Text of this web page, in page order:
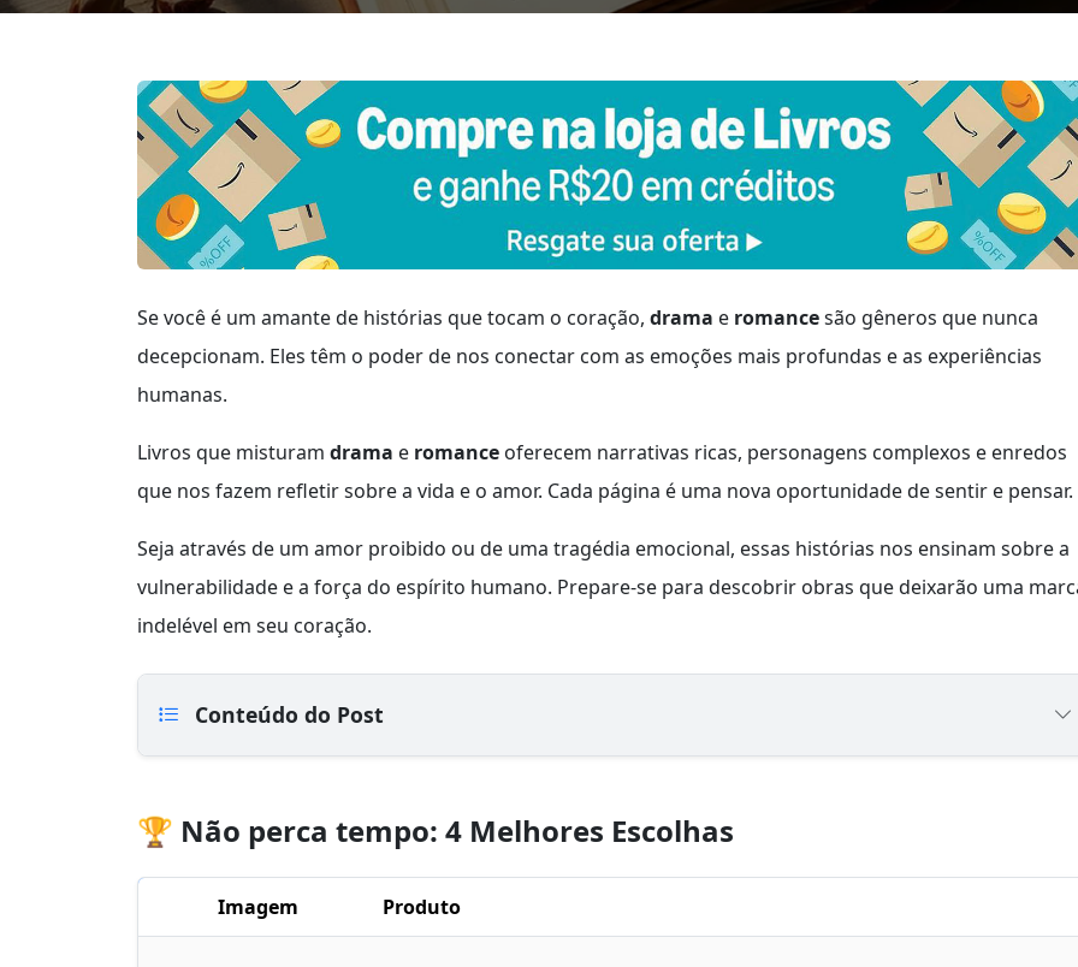
Se você é um amante de histórias que tocam o coração, drama e romancesão gêneros que nunca
decepcionam. Eles têm o poder de nos conectar com as emoções mais profundas e as experiências
humanas.
Livros que misturam drama e romance oferecem narrativas ricas, personagens complexos e enredos
que nos fazem refletir sobre a vida e o amor. Cada página é uma nova oportunidade de sentir e pensar.
Seja através de um amor proibido ou de uma tragédia emocional, essas histórias nos ensinam sobre a
vulnerabilidade e a força do espírito humano. Prepare-se para descobrir obras que deixarão uma
indelével em seu coração.
Conteúdo do Post
🏆 Não perca tempo: 4 Melhores Escolhas
Imagem Produto